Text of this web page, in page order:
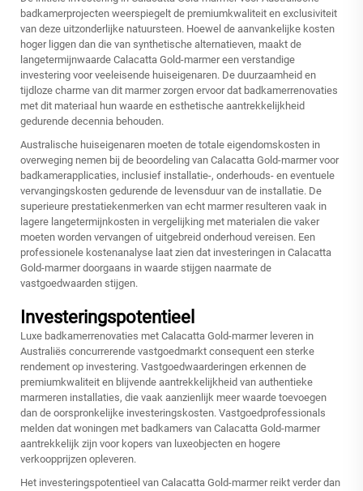
badkamerprojecten weerspiegelt de premiumkwaliteit en exclusiviteit
van deze uitzonderlijke natuursteen. Hoewel de aanvankelijke kosten
hoger liggen dan die van synthetische alternatieven, maakt de
langetermijnwaarde Calacatta Gold-marmer een verstandige
investering voor veeleisende huiseigenaren. De duurzaamheid en
tijdloze charme van dit marmer zorgen ervoor dat badkamerrenovaties
met dit materiaal hun waarde en esthetische aantrekkelijkheid
gedurende decennia behouden.
Australische huiseigenaren moeten de totale eigendomskosten in
overweging nemen bij de beoordeling van Calacatta Gold-marmer voor
badkamerapplicaties, inclusief installatie-, onderhouds- en eventuele
vervangingskosten gedurende de levensduur van de installatie. De
superieure prestatiekenmerken van echt marmer resulteren vaak in
lagere langetermijnkosten in vergelijking met materialen die vaker
moeten worden vervangen of uitgebreid onderhoud vereisen. Een
professionele kostenanalyse laat zien dat investeringen in Calacatta
Gold-marmer doorgaans in waarde stijgen naarmate de
vastgoedwaarden stijgen.
Investeringspotentieel
Luxe badkamerrenovaties met Calacatta Gold-marmer leveren in
Australiës concurrerende vastgoedmarkt consequent een sterke
rendement op investering. Vastgoedwaarderingen erkennen de
premiumkwaliteit en blijvende aantrekkelijkheid van authentieke
marmeren installaties, die vaak aanzienlijk meer waarde toevoegen
dan de oorspronkelijke investeringskosten. Vastgoedprofessionals
melden dat woningen met badkamers van Calacatta Gold-marmer
aantrekkelijk zijn voor kopers van luxeobjecten en hogere
verkoopprijzen opleveren.
Het investeringspotentieel van Calacatta Gold-marmer reikt verder dan